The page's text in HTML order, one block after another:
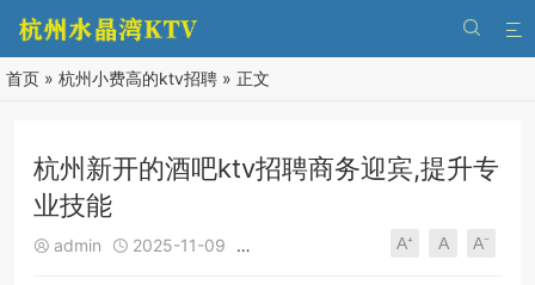


首页 » 杭州小费高的ktv招聘 » 正文
杭州新开的酒吧ktv招聘商务迎宾,提升专
业技能
 admin  2025-11-09  杭州小费高的ktv招聘  188
A⁺ A A⁻